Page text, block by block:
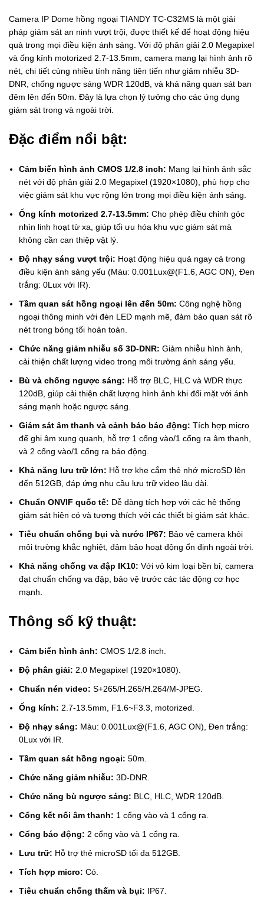
Camera IP Dome hồng ngoại TIANDY TC-C32MS là một giải
pháp giám sát an ninh vượt trội, được thiết kế để hoạt động hiệu
quả trong mọi điều kiện ánh sáng. Với độ phân giải 2.0 Megapixel
và ống kính motorized 2.7-13.5mm, camera mang lại hình ảnh rõ
nét, chi tiết cùng nhiều tính năng tiên tiến như giảm nhiễu 3D-
DNR, chống ngược sáng WDR 120dB, và khả năng quan sát ban
đêm lên đến 50m. Đây là lựa chọn lý tưởng cho các ứng dụng
giám sát trong và ngoài trời.
Đặc điểm nổi bật:
Cảm biến hình ảnh CMOS 1/2.8 inch: Mang lại hình ảnh sắc
nét với độ phân giải 2.0 Megapixel (1920×1080), phù hợp cho
việc giám sát khu vực rộng lớn trong mọi điều kiện ánh sáng.
Ống kính motorized 2.7-13.5mm: Cho phép điều chỉnh góc
nhìn linh hoạt từ xa, giúp tối ưu hóa khu vực giám sát mà
không cần can thiệp vật lý.
Độ nhạy sáng vượt trội: Hoạt động hiệu quả ngay cả trong
điều kiện ánh sáng yếu (Màu: 0.001Lux@(F1.6, AGC ON), Đen
trắng: 0Lux với IR).
Tầm quan sát hồng ngoại lên đến 50m: Công nghệ hồng
ngoại thông minh với đèn LED mạnh mẽ, đảm bảo quan sát rõ
nét trong bóng tối hoàn toàn.
Chức năng giảm nhiễu số 3D-DNR: Giảm nhiễu hình ảnh,
cải thiện chất lượng video trong môi trường ánh sáng yếu.
Bù và chống ngược sáng: Hỗ trợ BLC, HLC và WDR thực
120dB, giúp cải thiện chất lượng hình ảnh khi đối mặt với ánh
sáng mạnh hoặc ngược sáng.
Giám sát âm thanh và cảnh báo báo động: Tích hợp micro
để ghi âm xung quanh, hỗ trợ 1 cổng vào/1 cổng ra âm thanh,
và 2 cổng vào/1 cổng ra báo động.
Khả năng lưu trữ lớn: Hỗ trợ khe cắm thẻ nhớ microSD lên
đến 512GB, đáp ứng nhu cầu lưu trữ video lâu dài.
Chuẩn ONVIF quốc tế: Dễ dàng tích hợp với các hệ thống
giám sát hiện có và tương thích với các thiết bị giám sát khác.
Tiêu chuẩn chống bụi và nước IP67: Bảo vệ camera khỏi
môi trường khắc nghiệt, đảm bảo hoạt động ổn định ngoài trời.
Khả năng chống va đập IK10: Với vỏ kim loại bền bỉ, camera
đạt chuẩn chống va đập, bảo vệ trước các tác động cơ học
mạnh.
Thông số kỹ thuật:
Cảm biến hình ảnh: CMOS 1/2.8 inch.
Độ phân giải: 2.0 Megapixel (1920×1080).
Chuẩn nén video: S+265/H.265/H.264/M-JPEG.
Ống kính: 2.7-13.5mm, F1.6~F3.3, motorized.
Độ nhạy sáng: Màu: 0.001Lux@(F1.6, AGC ON), Đen trắng:
0Lux với IR.
Tầm quan sát hồng ngoại: 50m.
Chức năng giảm nhiễu: 3D-DNR.
Chức năng bù ngược sáng: BLC, HLC, WDR 120dB.
Cổng kết nối âm thanh: 1 cổng vào và 1 cổng ra.
Cổng báo động: 2 cổng vào và 1 cổng ra.
Lưu trữ: Hỗ trợ thẻ microSD tối đa 512GB.
Tích hợp micro: Có.
Tiêu chuẩn chống thấm và bụi: IP67.